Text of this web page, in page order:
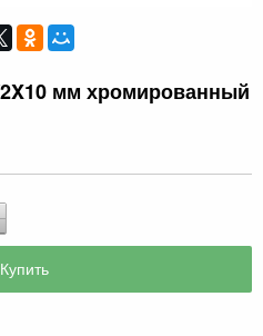
мм хромированный